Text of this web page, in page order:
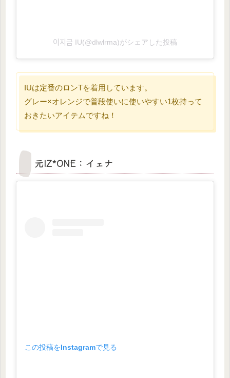
이지금 IU(@dlwlrma)がシェアした投稿
IUは定番のロンTを着用しています。
グレー×オレンジで普段使いに使いやすい1枚持って
おきたいアイテムですね！
元IZ*ONE：イェナ
この投稿をInstagramで見る